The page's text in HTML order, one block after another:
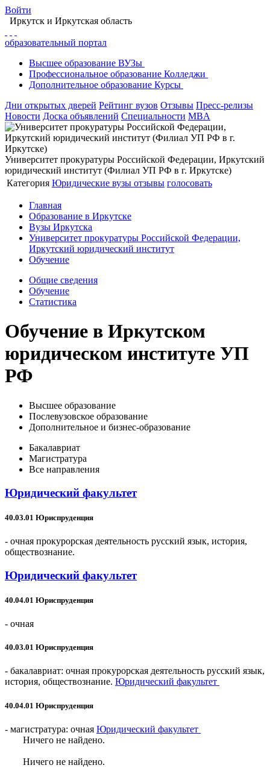
Войти
Иркутск и Иркутская область
образовательный портал
Высшее образование ВУЗы
Профессиональное образование Колледжи
Дополнительное образование Курсы
Дни открытых дверей Рейтинг вузов Отзывы Пресс-релизы
Новости Доска объявлений Специальности MBA
Университет прокуратуры Российской Федерации, Иркутский
юридический институт (Филиал УП РФ в г. Иркутске)
Категория Юридические вузы отзывы голосовать
Главная
Образование в Иркутске
Вузы Иркутска
Университет прокуратуры Российской Федерации,
Иркутский юридический институт
Обучение
Общие сведения
Обучение
Статистика
Обучение в Иркутском
юридическом институте УП
РФ
Высшее образование
Послевузовское образование
Дополнительное и бизнес-образование
Бакалавриат
Магистратура
Все направления
Юридический факультет
40.03.01 Юриспруденция
- очная прокурорская деятельность русский язык, история,
обществознание.
Юридический факультет
40.04.01 Юриспруденция
- очная
40.03.01 Юриспруденция
- бакалавриат: очная прокурорская деятельность русский язык,
история, обществознание. Юридический факультет
40.04.01 Юриспруденция
- магистратура: очная Юридический факультет
Ничего не найдено.
Ничего не найдено.